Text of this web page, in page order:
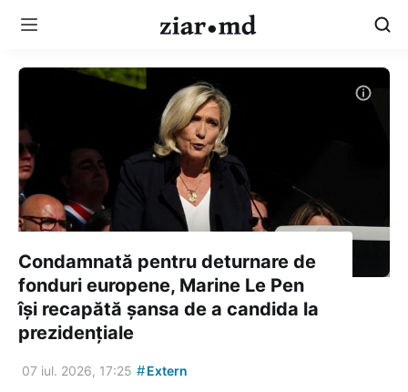
Condamnată pentru deturnare de
fonduri europene, Marine Le Pen
își recapătă șansa de a candida la
prezidențiale
07 iul. 2026, 17:25 #Extern